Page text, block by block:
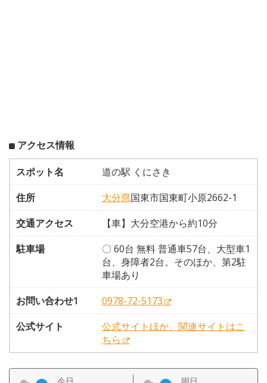
アクセス情報
スポット名
道の駅 くにさき
住所
大分県国東市国東町小原2662-1
交通アクセス
【車】大分空港から約10分
駐車場
〇 60台 無料 普通車57台、大型車1
台、身障者2台。そのほか、第2駐
車場あり
お問い合わせ1
0978-72-5173
公式サイト
公式サイトほか、関連サイトはこ
ちら